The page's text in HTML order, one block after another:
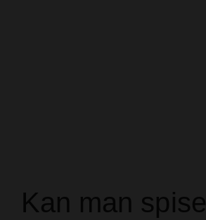
Kan man spise